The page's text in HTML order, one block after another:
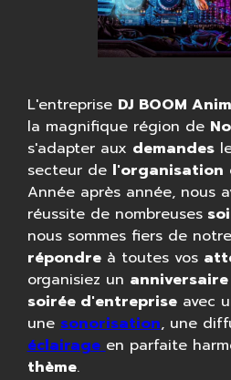
L'entreprise DJ BOOM
la magnifique région de
s'adapter aux demandes
secteur de l'organisation
Année après année, nous
réussite de nombreuses
nous sommes fiers de notre
répondreà toutes vos
organisiez un
soirée d'entrepriseavec
unesonorisation, une
éclairage en parfaite
thème.